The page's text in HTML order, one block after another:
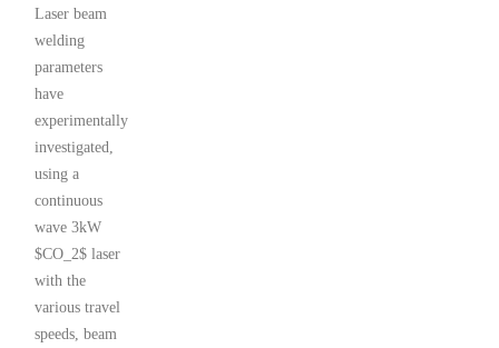
Laser beam
welding
parameters
have
experimentally
investigated,
using a
continuous
wave 3kW
$CO_2$ laser
with the
various travel
speeds, beam